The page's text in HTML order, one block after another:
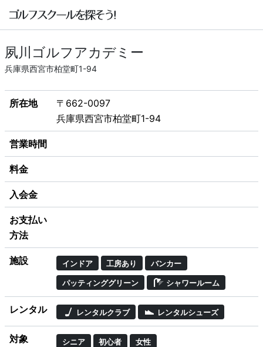
夙川ゴルフアカデミー
兵庫県西宮市柏堂町1-94
所在地
〒662-0097
兵庫県西宮市柏堂町1-94
営業時間
料金
入会金
お支払い
方法
施設 インドア 工房あり バンカー
パッティンググリーン シャワールーム
レンタル レンタルクラブ レンタルシューズ
対象 シニア 初心者 女性